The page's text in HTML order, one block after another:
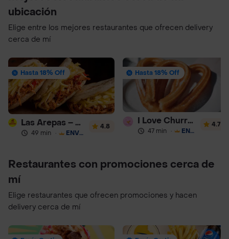
ubicación
Elige entre los mejores restaurantes que ofrecen delivery
cerca de mí
Hasta 18% Off
Las Arepas – Arepas Rellenas
49 min · ENVÍO GRATIS
4.8
Hasta 18% Off
I Love Churros 95
47 min · ENVÍO GRATIS
4.7
Restaurantes con promociones cerca de
mí
Elige restaurantes que ofrecen promociones y hacen
delivery cerca de mí